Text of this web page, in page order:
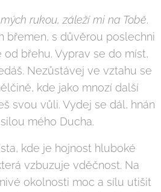
rukou, záleží mi na Tobě.
břemen, s důvěrou poslechni
od břehu. Vyprav se do míst,
Nezůstávej ve vztahu se
kde jako mnozí další
svou vůli. Vydej se dál, hnán
mého Ducha.
kde je hojnost hluboké
vzbuzuje vděčnost. Na
okolnosti moc a sílu utišit